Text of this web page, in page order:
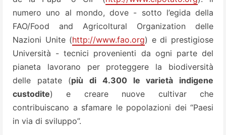
numero uno al mondo, dove - sotto l’egida della
FAO/Food and Agricoltural Organization delle
Nazioni Unite (http://www.fao.org) e di prestigiose
Università - tecnici provenienti da ogni parte del
pianeta lavorano per proteggere la biodiversità
delle patate (più di 4.300 le varietà indigene
custodite) e creare nuove cultivar che
contribuiscano a sfamare le popolazioni dei “Paesi
in via di sviluppo”.